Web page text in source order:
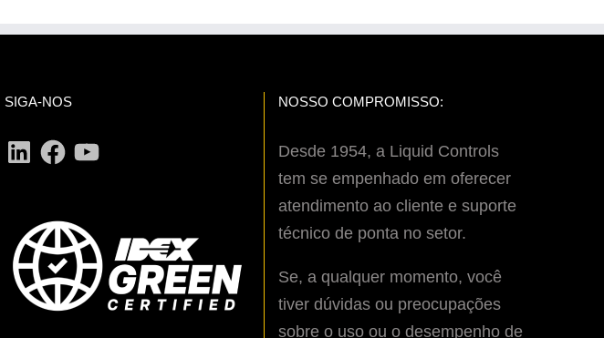
SIGA-NOS
LinkedInFacebookYouTube
NOSSO COMPROMISSO:
Desde 1954, a Liquid Controls
tem se empenhado em oferecer
atendimento ao cliente e suporte
técnico de ponta no setor.
Se, a qualquer momento, você
tiver dúvidas ou preocupações
sobre o uso ou o desempenho de